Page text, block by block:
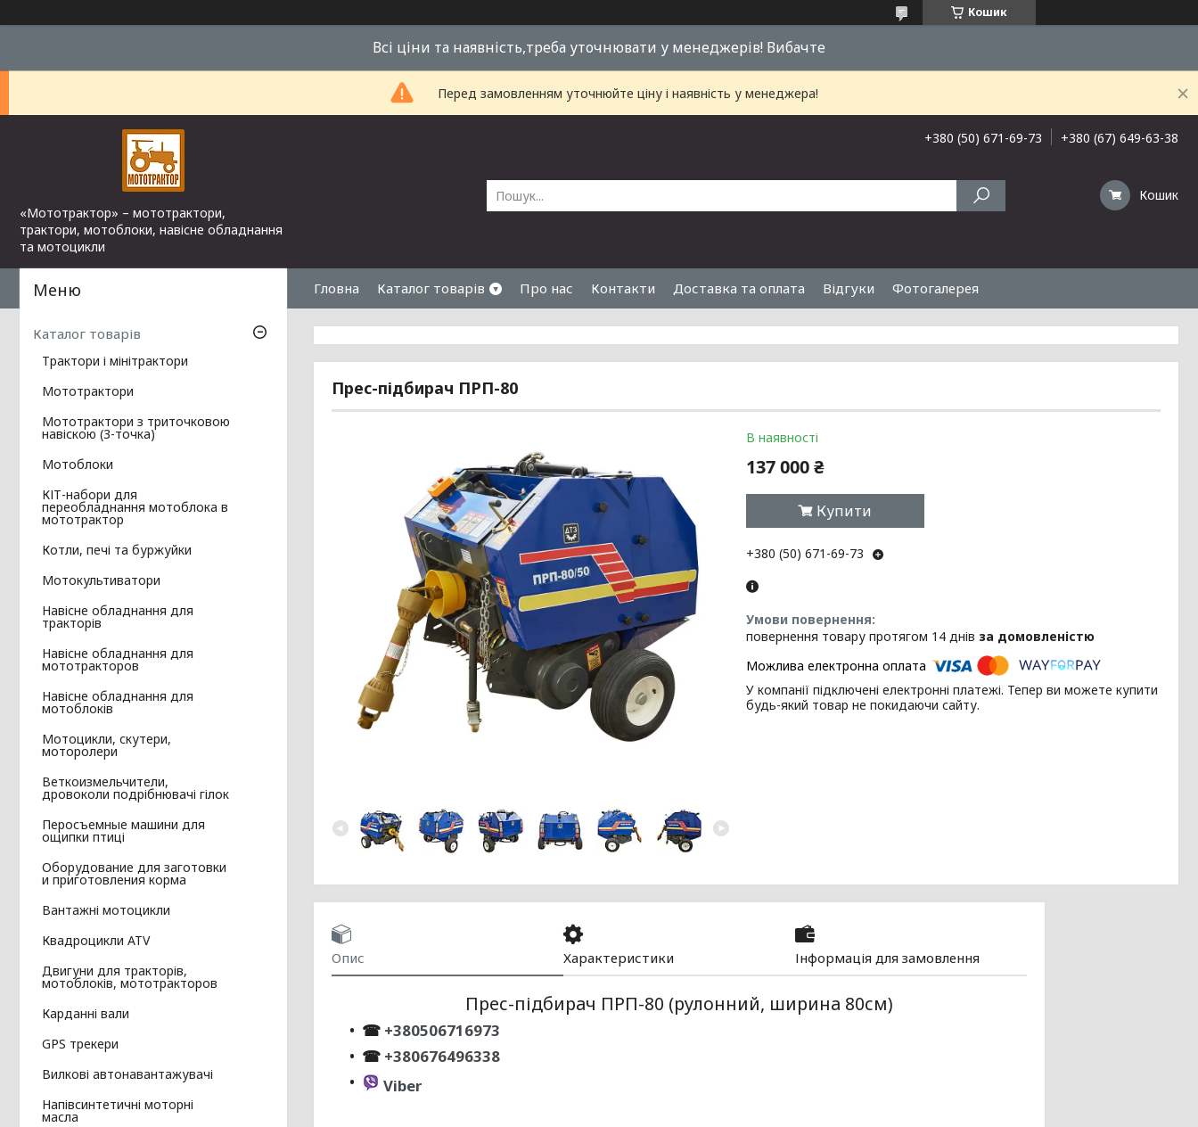
Кошик
Всі ціни та наявність,треба уточнювати у менеджерів! Вибачте
Перед замовленням уточнюйте ціну і наявність у менеджера!
«Мототрактор» – мототрактори,
трактори, мотоблоки, навісне обладнання
та мотоцикли
+380 (50) 671-69-73 +380 (67) 649-63-38
Кошик
Гловна Каталог товарів Про нас Контакти Доставка та оплата Відгуки Фотогалерея
Прес-підбирач ПРП-80
В наявності
137 000 ₴
Купити
+380 (50) 671-69-73
повернення товару протягом 14 днів за домовленістю
У компанії підключені електронні платежі. Тепер ви можете купити
будь-який товар не покидаючи сайту.
Опис Характеристики Інформація для замовлення
Прес-підбирач ПРП-80 (рулонний, ширина 80см)
☎ +380506716973
☎ +380676496338
Viber
Каталог товарів
Трактори і мінітрактори
Мототрактори
Мототрактори з триточковою
навіскою (3-точка)
Мотоблоки
КІТ-набори для
переобладнання мотоблока в
мототрактор
Котли, печі та буржуйки
Мотокультиватори
Навісне обладнання для
тракторів
Навісне обладнання для
мототракторов
Навісне обладнання для
мотоблоків
Мотоцикли, скутери,
моторолери
Веткоизмельчители,
дровоколи подрібнювачі гілок
Перосъемные машини для
ощипки птиці
Оборудование для заготовки
и приготовления корма
Вантажні мотоцикли
Квадроцикли ATV
Двигуни для тракторів,
мотоблоків, мототракторов
Карданні вали
GPS трекери
Вилкові автонавантажувачі
Напівсинтетичні моторні
масла